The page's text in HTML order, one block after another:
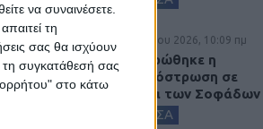
να συναινέσετε.
τη
σας θα ισχύουν
τη συγκατάθεσή σας
στο κάτω
6 Αυγούστου 2026, 10:09 πμ
Ολοκληρώθηκε η
ασφαλτόστρωση σε
τμήματα των Σοφάδων
ΚΑΡΔΙΤΣΑ